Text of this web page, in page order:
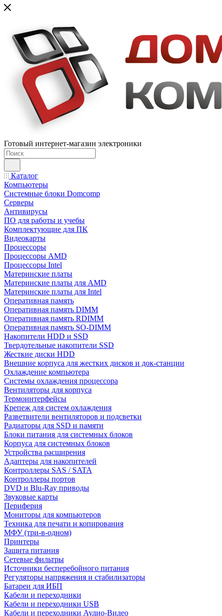
Готовый интернет-магазин электроники
Каталог
Компьютеры
Системные блоки Domcomp
Серверы
Антивирусы
ПО для работы и учебы
Комплектующие для ПК
Видеокарты
Процессоры
Процессоры AMD
Процессоры Intel
Материнские платы
Материнские платы для AMD
Материнские платы для Intel
Оперативная память
Оперативная память DIMM
Оперативная память RDIMM
Оперативная память SO-DIMM
Накопители HDD и SSD
Твердотельные накопители SSD
Жесткие диски HDD
Внешние корпуса для жестких дисков и док-станции
Охлаждение компьютера
Системы охлаждения процессора
Вентиляторы для корпуса
Термоинтерфейсы
Крепеж для систем охлаждения
Разветвители вентиляторов и подсветки
Радиаторы для SSD и памяти
Блоки питания для системных блоков
Корпуса для системных блоков
Устройства расширения
Адаптеры для накопителей
Контроллеры SAS / SATA
Контроллеры портов
DVD и Blu-Ray приводы
Звуковые карты
Периферия
Мониторы для компьютеров
Техника для печати и копирования
МФУ (три-в-одном)
Принтеры
Защита питания
Сетевые фильтры
Источники бесперебойного питания
Регуляторы напряжения и стабилизаторы
Батареи для ИБП
Кабели и переходники
Кабели и переходники USB
Кабели и переходники Аудио-Видео